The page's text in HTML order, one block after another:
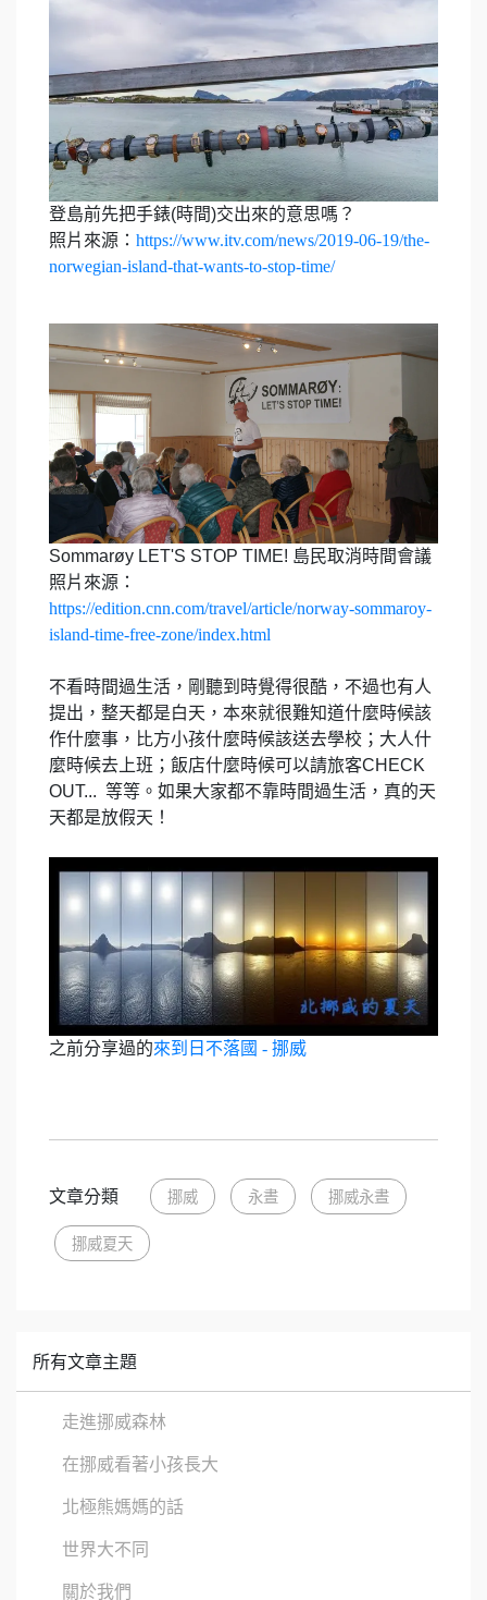
登島前先把手錶(時間)交出來的意思嗎？
照片來源： https://www.itv.com/news/2019-06-19/the-
norwegian-island-that-wants-to-stop-time/
Sommarøy LET'S STOP TIME! 島民取消時間會議
照片來源：
https://edition.cnn.com/travel/article/norway-sommaroy-
island-time-free-zone/index.html
不看時間過生活，剛聽到時覺得很酷，不過也有人
提出，整天都是白天，本來就很難知道什麼時候該
作什麼事，比方小孩什麼時候該送去學校；大人什
麼時候去上班；飯店什麼時候可以請旅客CHECK
OUT... 等等。如果大家都不靠時間過生活，真的天
天都是放假天！
之前分享過的來到日不落國 - 挪威
文章分類 挪威 永晝 挪威永晝
挪威夏天
所有文章主題
走進挪威森林
在挪威看著小孩長大
北極熊媽媽的話
世界大不同
關於我們